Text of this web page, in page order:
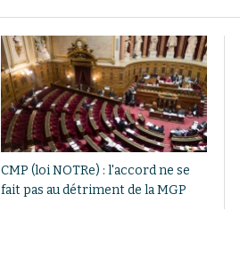
CMP (loi NOTRe) : l'accord ne se
fait pas au détriment de la MGP